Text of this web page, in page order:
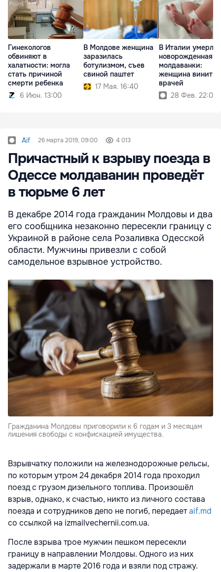
Гинекологов
обвиняют в
халатности: могла
стать причиной
смерти ребенка
6 Июн. 13:00
В Молдове женщина
заразилась
ботулизмом, съев
свиной паштет
17 Мая. 16:40
В Италии умерла
новорожденная
молдаванки:
женщина винит
врачей
28 Фев. 22:00
Aif 26 марта 2019, 09:00 4 013
Причастный к взрыву поезда в
Одессе молдаванин проведёт
в тюрьме 6 лет
В декабре 2014 года гражданин Молдовы и два
его сообщника незаконно пересекли границу с
Украиной в районе села Розаливка Одесской
области. Мужчины привезли с собой
самодельное взрывное устройство.
Гражданина Молдовы приговорили к 6 годам и 3 месяцам
лишения свободы с конфискацией имущества.
Взрывчатку положили на железнодорожные рельсы,
по которым утром 24 декабря 2014 года проходил
поезд с грузом дизельного топлива. Произошёл
взрыв, однако, к счастью, никто из личного состава
поезда и сотрудников депо не погиб, передаетaif.md
со ссылкой на izmailvechernii.com.ua.
После взрыва трое мужчин пешком пересекли
границу в направлении Молдовы. Одного из них
задержали в марте 2016 года и взяли под стражу.